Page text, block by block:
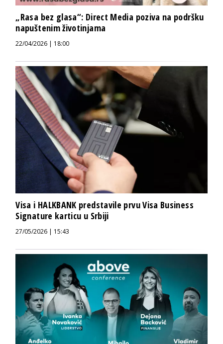
„Rasa bez glasa“: Direct Media poziva na podršku
napuštenim životinjama
22/04/2026 | 18:00
Visa i HALKBANK predstavile prvu Visa Business
Signature karticu u Srbiji
27/05/2026 | 15:43